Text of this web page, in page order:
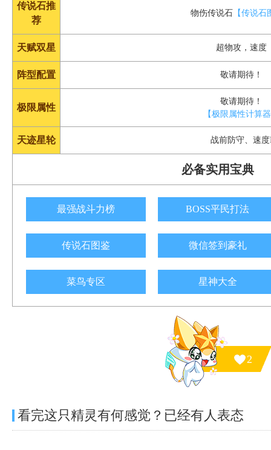
传说石推
荐
物伤传说石 【传说石
天赋双星 超物攻，速度
阵型配置 敬请期待！
极限属性
敬请期待！
【极限属性计算
天迹星轮 战前防守、速
必备实用宝典
最强战斗力榜 BOSS平民打法
传说石图鉴 微信签到豪礼
菜鸟专区 星神大全
2
看完这只精灵有何感觉？已经有人表态